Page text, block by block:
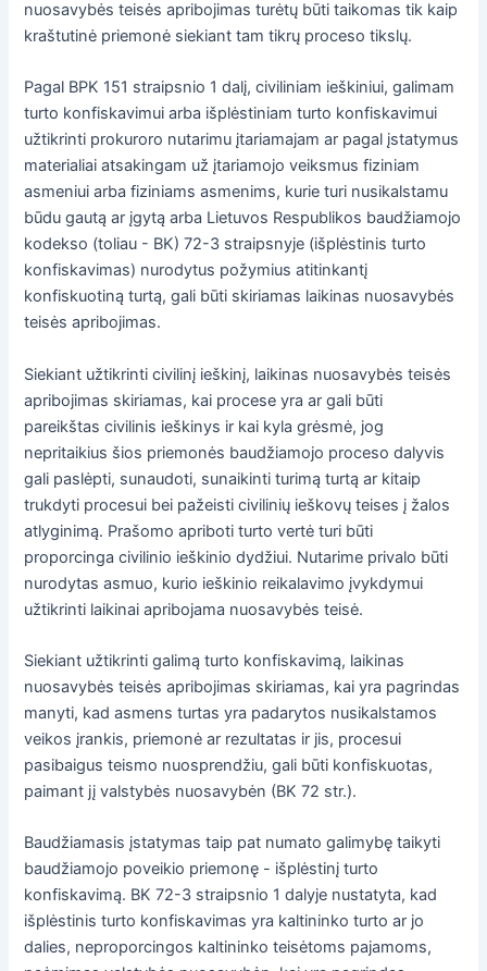
nuosavybės teisės apribojimas turėtų būti taikomas tik kaip
kraštutinė priemonė siekiant tam tikrų proceso tikslų.
Pagal BPK 151 straipsnio 1 dalį, civiliniam ieškiniui, galimam
turto konfiskavimui arba išplėstiniam turto konfiskavimui
užtikrinti prokuroro nutarimu įtariamajam ar pagal įstatymus
materialiai atsakingam už įtariamojo veiksmus fiziniam
asmeniui arba fiziniams asmenims, kurie turi nusikalstamu
būdu gautą ar įgytą arba Lietuvos Respublikos baudžiamojo
kodekso (toliau - BK) 72-3 straipsnyje (išplėstinis turto
konfiskavimas) nurodytus požymius atitinkantį
konfiskuotiną turtą, gali būti skiriamas laikinas nuosavybės
teisės apribojimas.
Siekiant užtikrinti civilinį ieškinį, laikinas nuosavybės teisės
apribojimas skiriamas, kai procese yra ar gali būti
pareikštas civilinis ieškinys ir kai kyla grėsmė, jog
nepritaikius šios priemonės baudžiamojo proceso dalyvis
gali paslėpti, sunaudoti, sunaikinti turimą turtą ar kitaip
trukdyti procesui bei pažeisti civilinių ieškovų teises į žalos
atlyginimą. Prašomo apriboti turto vertė turi būti
proporcinga civilinio ieškinio dydžiui. Nutarime privalo būti
nurodytas asmuo, kurio ieškinio reikalavimo įvykdymui
užtikrinti laikinai apribojama nuosavybės teisė.
Siekiant užtikrinti galimą turto konfiskavimą, laikinas
nuosavybės teisės apribojimas skiriamas, kai yra pagrindas
manyti, kad asmens turtas yra padarytos nusikalstamos
veikos įrankis, priemonė ar rezultatas ir jis, procesui
pasibaigus teismo nuosprendžiu, gali būti konfiskuotas,
paimant jį valstybės nuosavybėn (BK 72 str.).
Baudžiamasis įstatymas taip pat numato galimybę taikyti
baudžiamojo poveikio priemonę - išplėstinį turto
konfiskavimą. BK 72-3 straipsnio 1 dalyje nustatyta, kad
išplėstinis turto konfiskavimas yra kaltininko turto ar jo
dalies, neproporcingos kaltininko teisėtoms pajamoms,